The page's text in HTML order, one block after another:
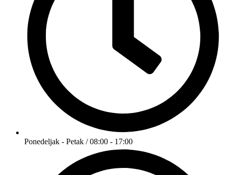
Ponedeljak - Petak / 08:00 - 17:00